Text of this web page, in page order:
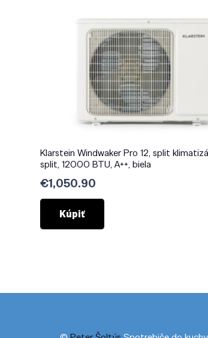
Klarstein Windwaker Pro 12, split
split, 12000 BTU, A++, biela
€1,050.90
Kúpiť